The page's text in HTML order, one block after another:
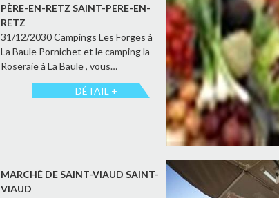
PÈRE-EN-RETZ SAINT-PERE-EN-
RETZ
31/12/2030 Campings Les Forges à
La Baule Pornichet et le camping la
Roseraie à La Baule , vous…
DÉTAIL +
MARCHÉ DE SAINT-VIAUD SAINT-
VIAUD